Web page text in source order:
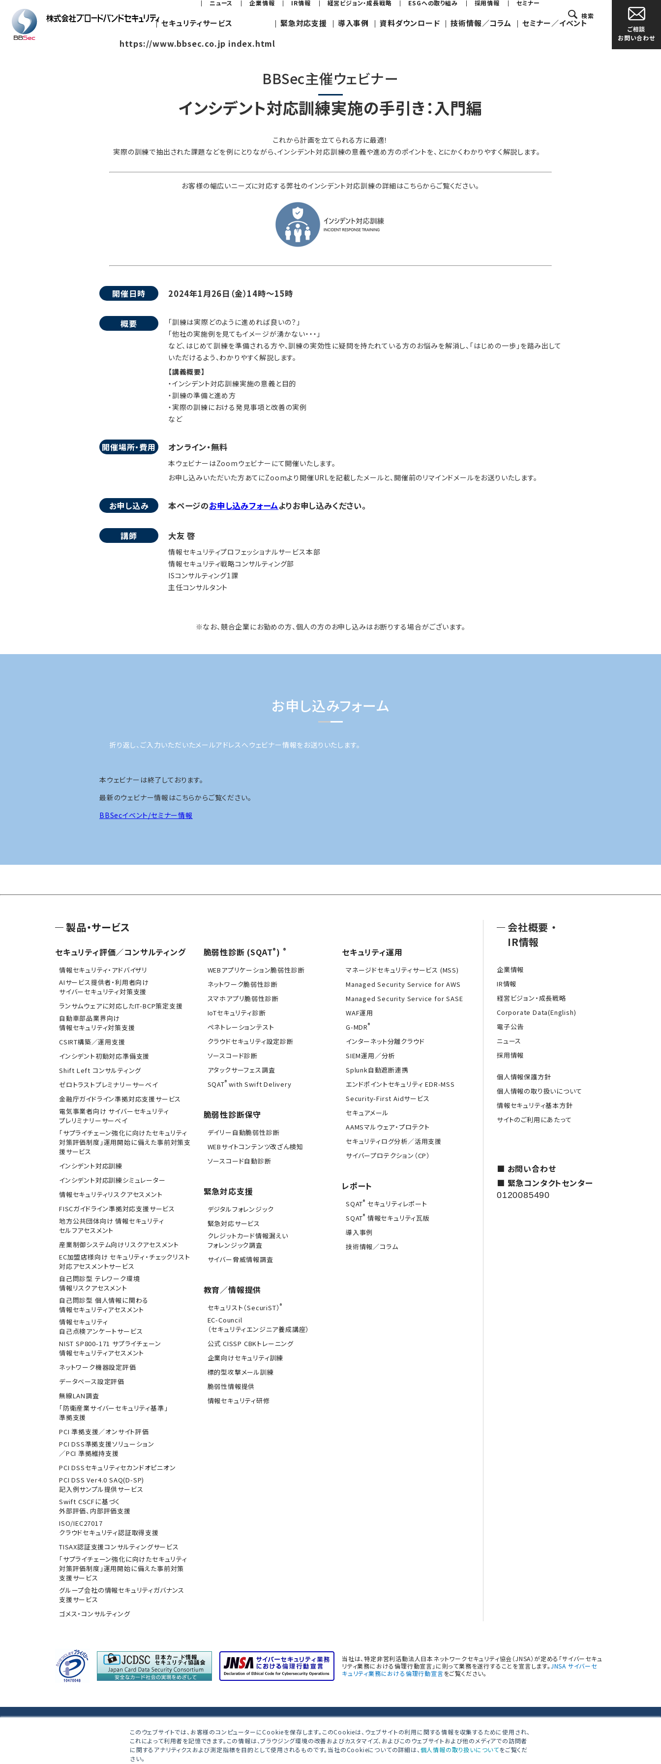
このウェブサイトでは、お客様のコンピューターにCookieを保存します。このCookieは、ウェブサイトの利用に関する情報を収集するために使用され、
これによって利用者を記憶できます。この情報は、ブラウジング環境の改善およびカスタマイズ、およびこのウェブサイトおよび他のメディアでの訪問者
に関するアナリティクスおよび測定指標を目的として使用されるものです。当社のCookieについての詳細は、 個人情報の取り扱いについてをご覧くだ
さい。
ニュース 企業情報 IR情報 経営ビジョン・成長戦略 ESGへの取り組み 採用情報 セミナー
セキュリティサービス
https://www.bbsec.co.jp index.html
緊急対応支援 導入事例 資料ダウンロード 技術情報／コラム セミナー／イベント
検索
ご相談
お問い合わせ
BBSec主催ウェビナー
インシデント対応訓練実施の手引き：入門編
これから計画を立てられる方に最適！
実際の訓練で抽出された課題などを例にとりながら、インシデント対応訓練の意義や進め方のポイントを、とにかくわかりやすく解説します。
お客様の幅広いニーズに対応する弊社のインシデント対応訓練の詳細はこちらからご覧ください。
開催日時 2024年1月26日（金）14時～15時
概要
「訓練は実際どのように進めれば良いの？」
「他社の実施例を見てもイメージが湧かない・・・」
など、はじめて訓練を準備される方や、訓練の実効性に疑問を持たれている方のお悩みを解消し、「はじめの一歩」を踏み出して
いただけるよう、わかりやすく解説します。
【講義概要】
・インシデント対応訓練実施の意義と目的
・訓練の準備と進め方
・実際の訓練における発見事項と改善の実例
など
開催場所・費用 オンライン・無料
本ウェビナーはZoomウェビナーにて開催いたします。
お申し込みいただいた方あてにZoomより開催URLを記載したメールと、開催前のリマインドメールをお送りいたします。
お申し込み 本ページのお申し込みフォームよりお申し込みください。
講師 大友 啓
情報セキュリティプロフェッショナルサービス本部
情報セキュリティ戦略コンサルティング部
ISコンサルティング1課
主任コンサルタント
※なお、競合企業にお勤めの方、個人の方のお申し込みはお断りする場合がございます。
お申し込みフォーム
折り返し、ご入力いただいたメールアドレスへウェビナー情報をお送りいたします。
本ウェビナーは終了しております。
最新のウェビナー情報はこちらからご覧ください。
BBSecイベント/セミナー情報
製品・サービス
セキュリティ評価／コンサルティング
情報セキュリティ・アドバイザリ
AIサービス提供者・利用者向け
サイバーセキュリティ対策支援
ランサムウェアに対応したIT-BCP策定支援
自動車部品業界向け
情報セキュリティ対策支援
CSIRT構築／運用支援
インシデント初動対応準備支援
Shift Left コンサルティング
ゼロトラストプレミナリーサーベイ
金融庁ガイドライン準拠対応支援サービス
電気事業者向け サイバーセキュリティ
プレリミナリーサーベイ
「サプライチェーン強化に向けたセキュリティ
対策評価制度」運用開始に備えた事前対策支
援サービス
インシデント対応訓練
インシデント対応訓練シミュレーター
情報セキュリティリスクアセスメント
FISCガイドライン準拠対応支援サービス
地方公共団体向け 情報セキュリティ
セルフアセスメント
産業制御システム向けリスクアセスメント
EC加盟店様向け セキュリティ・チェックリスト
対応アセスメントサービス
自己問診型 テレワーク環境
情報リスクアセスメント
自己問診型 個人情報に関わる
情報セキュリティアセスメント
情報セキュリティ
自己点検アンケートサービス
NIST SP800-171 サプライチェーン
情報セキュリティアセスメント
ネットワーク機器設定評価
データベース設定評価
無線LAN調査
「防衛産業サイバーセキュリティ基準」
準拠支援
PCI 準拠支援／オンサイト評価
PCI DSS準拠支援ソリューション
／PCI 準拠維持支援
PCI DSSセキュリティセカンドオピニオン
PCI DSS Ver4.0 SAQ(D-SP)
記入例サンプル提供サービス
Swift CSCFに基づく
外部評価、内部評価支援
ISO/IEC27017
クラウドセキュリティ認証取得支援
TISAX認証支援コンサルティングサービス
「サプライチェーン強化に向けたセキュリティ
対策評価制度」運用開始に備えた事前対策
支援サービス
グループ会社の情報セキュリティガバナンス
支援サービス
ゴメス・コンサルティング
脆弱性診断 (SQAT®) ®
WEBアプリケーション脆弱性診断
ネットワーク脆弱性診断
スマホアプリ脆弱性診断
IoTセキュリティ診断
ペネトレーションテスト
クラウドセキュリティ設定診断
ソースコード診断
アタックサーフェス調査
SQAT® with Swift Delivery
脆弱性診断保守
デイリー自動脆弱性診断
WEBサイトコンテンツ改ざん検知
ソースコード自動診断
緊急対応支援
デジタルフォレンジック
緊急対応サービス
クレジットカード情報漏えい
フォレンジック調査
サイバー脅威情報調査
教育／情報提供
セキュリスト（SecuriST）®
EC-Council
（セキュリティエンジニア養成講座）
公式 CISSP CBKトレーニング
企業向けセキュリティ訓練
標的型攻撃メール訓練
脆弱性情報提供
情報セキュリティ研修
セキュリティ運用
マネージドセキュリティサービス (MSS)
Managed Security Service for AWS
Managed Security Service for SASE
WAF運用
G-MDR®
インターネット分離クラウド
SIEM運用／分析
Splunk自動遮断連携
エンドポイントセキュリティ EDR-MSS
Security-First Aidサービス
セキュアメール
AAMSマルウェア・プロテクト
セキュリティログ分析／活用支援
サイバープロテクション（CP）
レポート
SQAT® セキュリティレポート
SQAT® 情報セキュリティ瓦版
導入事例
技術情報／コラム
会社概要 ・
IR情報
企業情報
IR情報
経営ビジョン・成長戦略
Corporate Data(English)
電子公告
ニュース
採用情報
個人情報保護方針
個人情報の取り扱いについて
情報セキュリティ基本方針
サイトのご利用にあたって
■ お問い合わせ
■ 緊急コンタクトセンター
0120085490
当社は、特定非営利活動法人日本ネットワークセキュリティ協会（JNSA）が定める「サイバーセキュ
リティ業務における倫理行動宣言」に則って業務を遂行することを宣言します。JNSA サイバーセ
キュリティ業務における倫理行動宣言をご覧ください。
株式会社ブロードバンドセキュリティ
〒160-0023 東京都新宿区西新宿8-5-1 野村不動産西新宿共同ビル 4F